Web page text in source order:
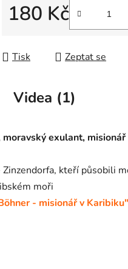
180 Kč
Tisk Zeptat se
Videa (1)
exulant, misionář
kteří působili
moři
- misionář v Karibiku"